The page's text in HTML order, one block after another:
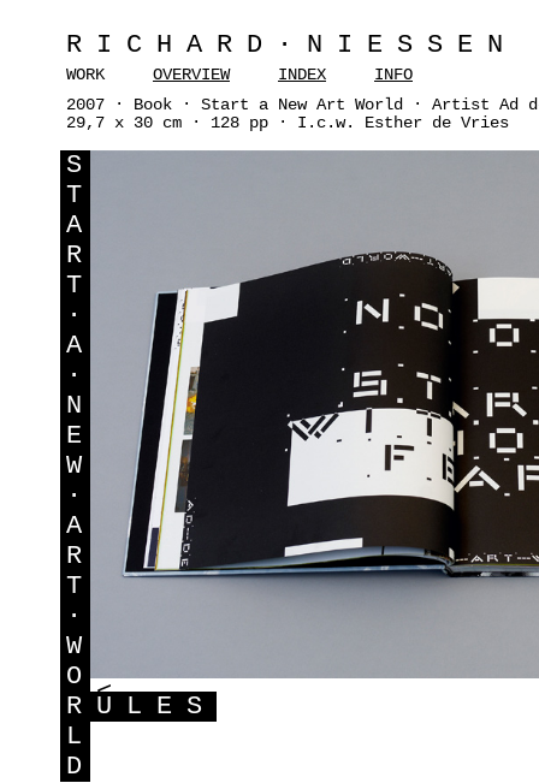
RICHARD·NIESSEN
WORK OVERVIEW INDEX
INFO
2007 · Book · Start a New Art World · Artist Ad
29,7 x 30 cm · 128 pp · I.c.w. Esther de Vries
S
T
A
R
T
·
A
·
N
E
W
·
A
R
T
·
W
O
R ULES
L
D
<